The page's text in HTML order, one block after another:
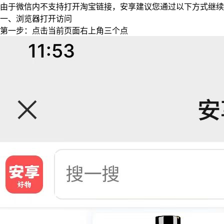
由于微信内不支持打开淘宝链接，安享建议您通过以下方式继
一、浏览器打开访问
第一步：点击当前页面右上角三个点